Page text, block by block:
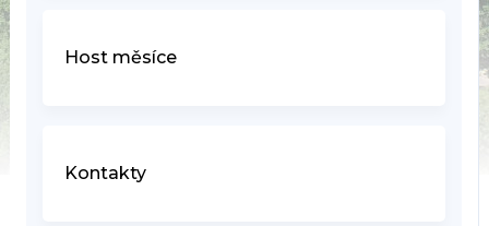
Host měsíce
Kontakty